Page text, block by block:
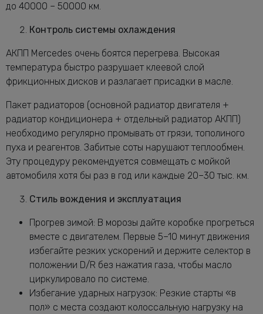
до 40000 – 50000 км.
Контроль системы охлаждения
АКПП Mercedes очень боятся перегрева. Высокая
температура быстро разрушает клеевой слой
фрикционных дисков и разлагает присадки в масле.
Пакет радиаторов (основной радиатор двигателя +
радиатор кондиционера + отдельный радиатор АКПП)
необходимо регулярно промывать от грязи, тополиного
пуха и реагентов. Забитые соты нарушают теплообмен.
Эту процедуру рекомендуется совмещать с мойкой
автомобиля хотя бы раз в год или каждые 20–30 тыс. км.
Стиль вождения и эксплуатация
Прогрев зимой: В морозы дайте коробке прогреться
вместе с двигателем. Первые 5–10 минут движения
избегайте резких ускорений и держите селектор в
положении D/R без нажатия газа, чтобы масло
циркулировало по системе.
Избегание ударных нагрузок: Резкие старты «в
пол» с места создают колоссальную нагрузку на